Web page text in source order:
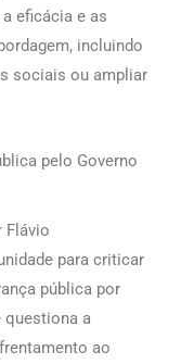
eficácia e as
incluindo
sociais ou ampliar
pelo Governo
Flávio
para criticar
pública por
questiona a
ao